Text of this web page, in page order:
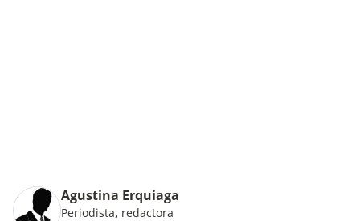
Agustina Erquiaga
Periodista, redactora